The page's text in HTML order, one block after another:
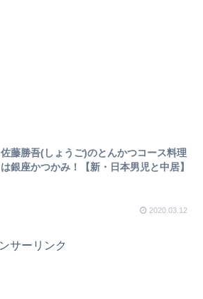
佐藤勝吾(しょうご)のとんかつコース料理
は銀座かつかみ！【新・日本男児と中居】
2020.03.12
ンサーリンク